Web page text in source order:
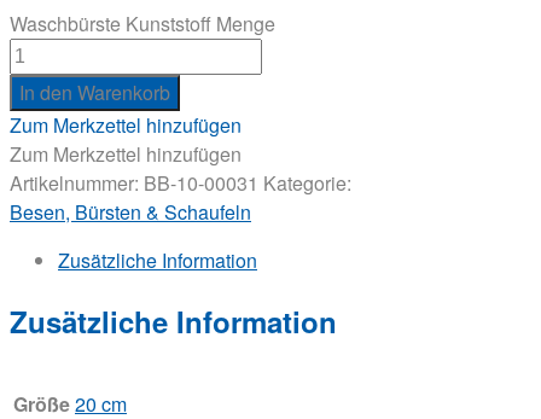
Waschbürste Kunststoff Menge
In den Warenkorb
Zum Merkzettel hinzufügen
Zum Merkzettel hinzufügen
Artikelnummer: BB-10-00031 Kategorie:
Besen, Bürsten & Schaufeln
Zusätzliche Information
Zusätzliche Information
Größe20 cm